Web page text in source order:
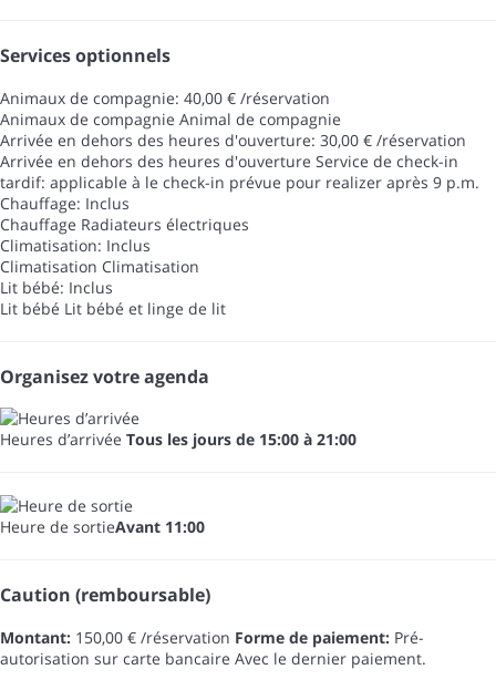
Services optionnels
Animaux de compagnie: 40,00 € /réservation
Animaux de compagnie Animal de compagnie
Arrivée en dehors des heures d'ouverture: 30,00 € /réservation
Arrivée en dehors des heures d'ouverture Service de check-in
tardif: applicable à le check-in prévue pour realizer après 9 p.m.
Chauffage: Inclus
Chauffage Radiateurs électriques
Climatisation: Inclus
Climatisation Climatisation
Lit bébé: Inclus
Lit bébé Lit bébé et linge de lit
Organisez votre agenda
Heures d’arrivée Tous les jours de 15:00 à 21:00
Heure de sortieAvant 11:00
Caution (remboursable)
Montant: 150,00 € /réservation Forme de paiement: Pré-
autorisation sur carte bancaire Avec le dernier paiement.